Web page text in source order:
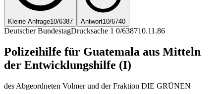
Kleine Anfrage10/6387 Antwort10/6740
Deutscher BundestagDrucksache 1 0/638710.11.86
Polizeihilfe für Guatemala aus Mitteln
der Entwicklungshilfe (I)
des Abgeordneten Volmer und der Fraktion DIE GRÜNEN